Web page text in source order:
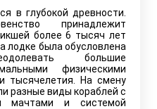
в глубокой древности.
принадлежит
более 6 тысяч лет
лодке была обусловлена
большие
физическими
тысячелетия. На смену
разные виды кораблей с
мачтами и системой